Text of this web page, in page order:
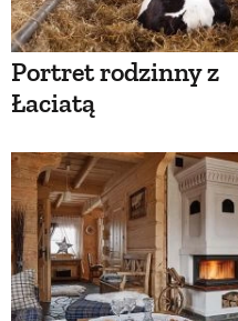
Portret rodzinny z
Łaciatą